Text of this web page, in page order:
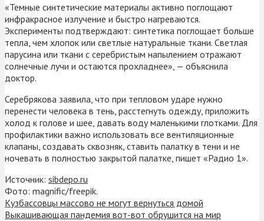
«Темные синтетические материалы активно поглощают
инфракрасное излучение и быстро нагреваются.
Эксперименты подтверждают: синтетика поглощает больше
тепла, чем хлопок или светлые натуральные ткани. Светлая
парусина или ткани с серебристым напылением отражают
солнечные лучи и остаются прохладнее», — объяснила
доктор.
Серебрякова заявила, что при тепловом ударе нужно
перенести человека в тень, расстегнуть одежду, приложить
холод к голове и шее, давать воду маленькими глотками. Для
профилактики важно использовать все вентиляционные
клапаны, создавать сквозняк, ставить палатку в тени и не
ночевать в полностью закрытой палатке, пишет «Радио 1».
Источник: sibdepo.ru
Фото: magnific/freepik.
Кузбассовцы массово не могут вернуться домой
Выкашивающая пандемия вот-вот обрушится на мир